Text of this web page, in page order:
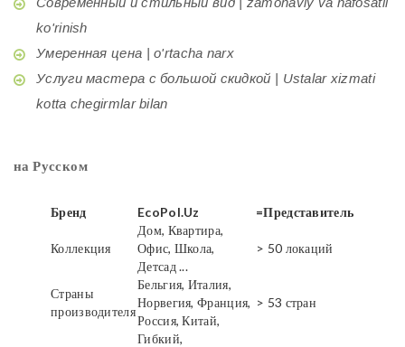
ko'rinish
Умеренная цена | o'rtacha narx
Услуги мастера с большой скидкой | Ustalar xizmati
kotta chegirmlar bilan
на Русском
Бренд EcoPol.Uz =Представитель
Коллекция
Дом, Квартира,
Офис, Школа,
Детсад ...
> 50 локаций
Страны
производителя
Бельгия, Италия,
Норвегия, Франция,
Россия, Китай,
> 53 стран
Гибкий,